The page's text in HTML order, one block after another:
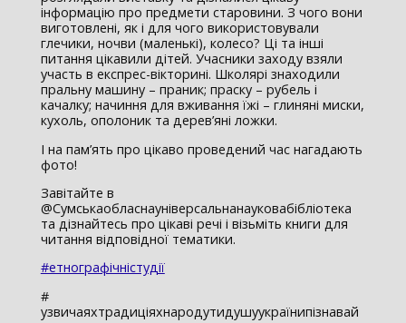
інформацію про предмети старовини. З чого вони
виготовлені, як і для чого використовували
глечики, ночви (маленькі), колесо? Ці та інші
питання цікавили дітей. Учасники заходу взяли
участь в експрес-вікторині. Школярі знаходили
пральну машину – праник; праску – рубель і
качалку; начиння для вживання їжі – глиняні миски,
кухоль, ополоник та дерев’яні ложки.
І на пам’ять про цікаво проведений час нагадають
фото!
Завітайте в
@Сумськаобласнауніверсальнанауковабібліотека
та дізнайтесь про цікаві речі і візьміть книги для
читання відповідної тематики.
#етнографічністудії
#
узвичаяхтрадиціяхнародутидушуукраїнипізнавай